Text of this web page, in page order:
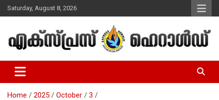
Skip
to
Saturday, August 8, 2026
Express Herald – Malayalam
Christian News
Home 2025 October
3